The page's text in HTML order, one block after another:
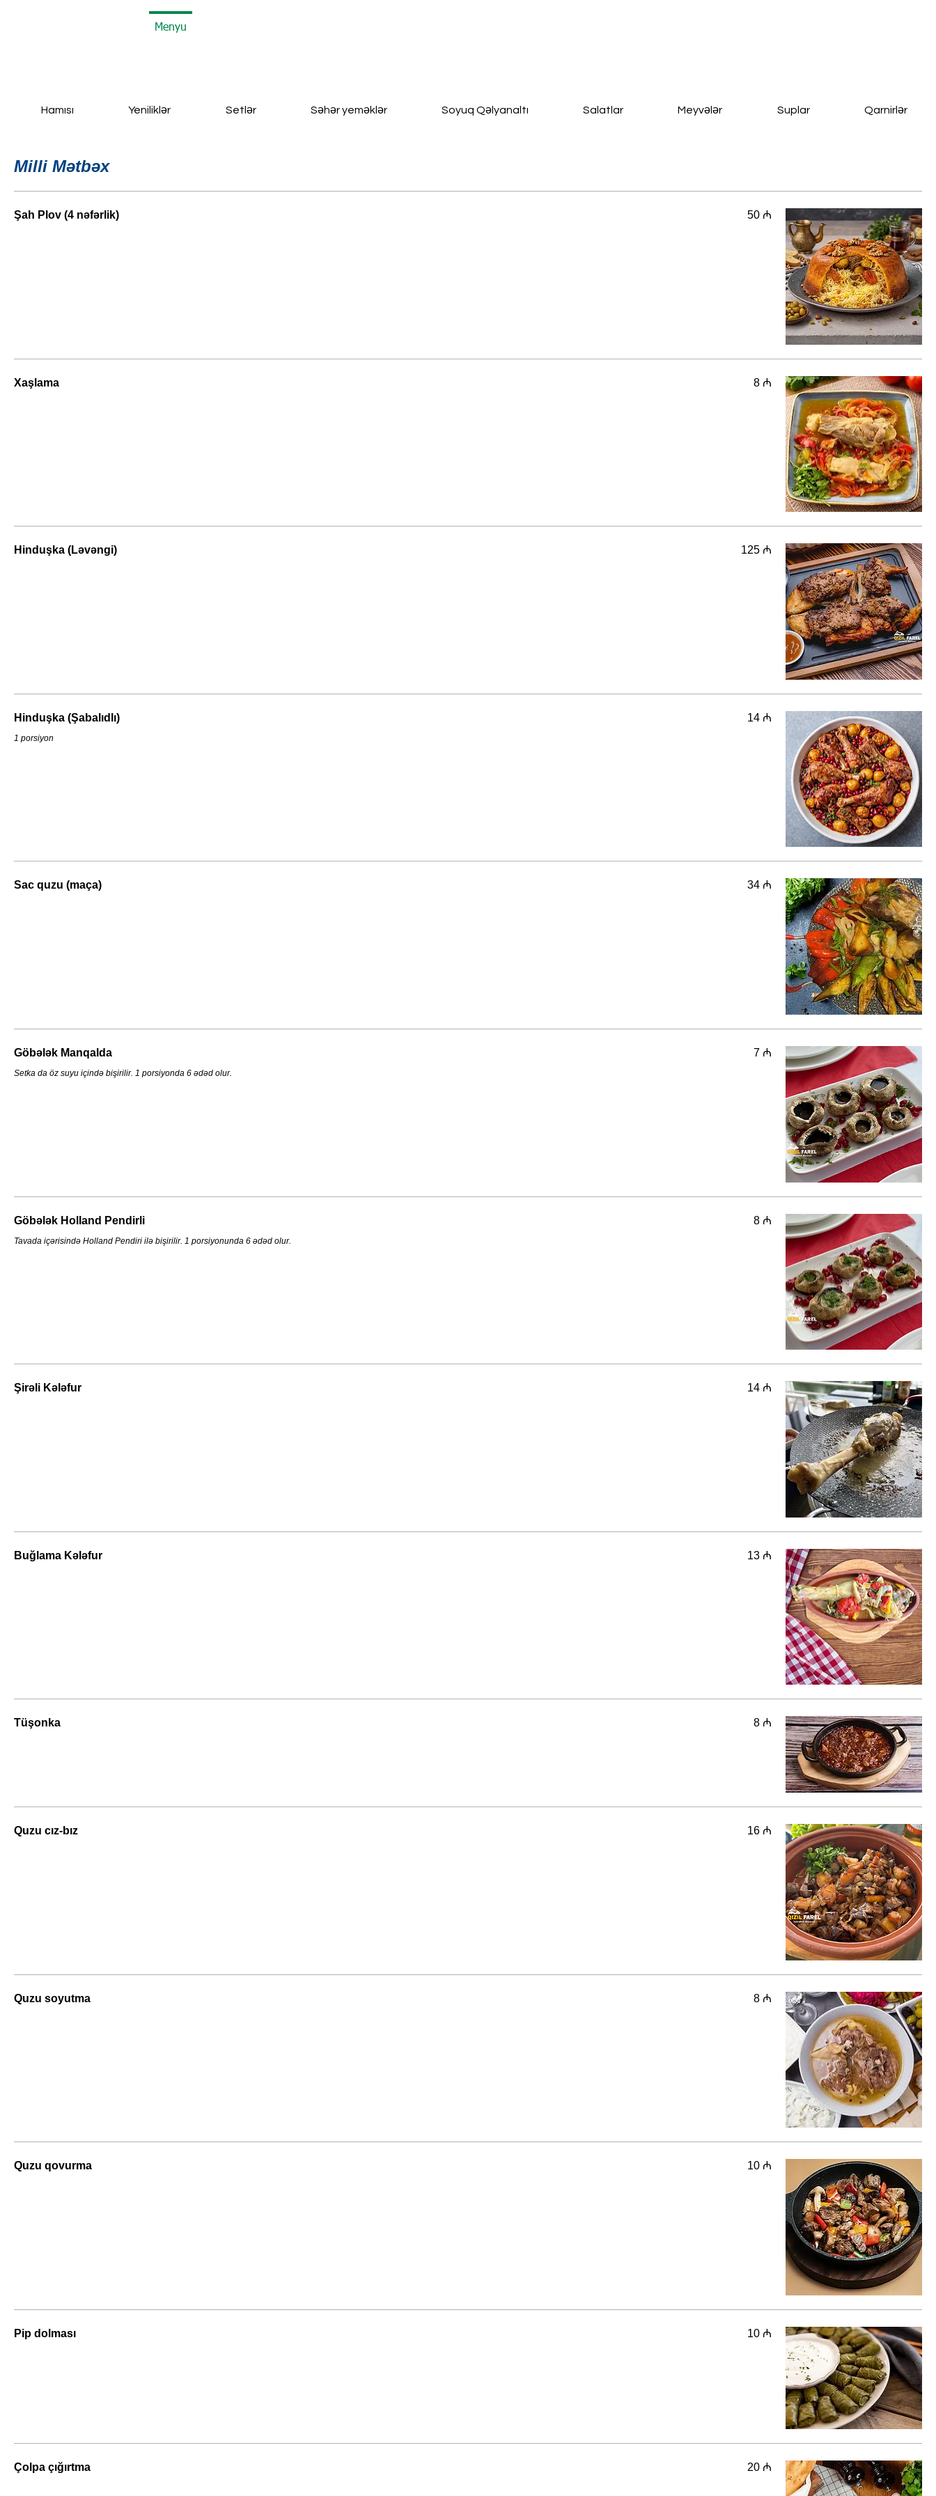
Menyu
Hamısı Yeniliklər Setlər Səhər yeməklər Soyuq Qəlyanaltı Salatlar Meyvələr Suplar Qarnirlər
Milli Mətbəx
Şah Plov (4 nəfərlik) 50 ₼
Xaşlama 8 ₼
Hinduşka (Ləvəngi) 125 ₼
Hinduşka (Şabalıdlı)
1 porsiyon
14 ₼
Sac quzu (maça) 34 ₼
Göbələk Manqalda
Setka da öz suyu içində bişirilir. 1 porsiyonda 6 ədəd olur.
7 ₼
Göbələk Holland Pendirli
Tavada içərisində Holland Pendiri ilə bişirilir. 1 porsiyonunda 6 ədəd olur.
8 ₼
Şirəli Kələfur 14 ₼
Buğlama Kələfur 13 ₼
Tüşonka 8 ₼
Quzu cız-bız 16 ₼
Quzu soyutma 8 ₼
Quzu qovurma 10 ₼
Pip dolması 10 ₼
Çolpa çığırtma 20 ₼